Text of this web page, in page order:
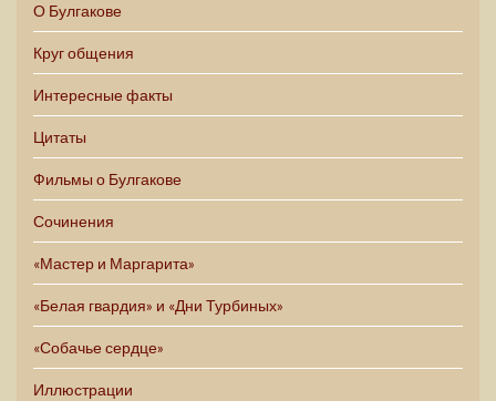
О Булгакове
Круг общения
Интересные факты
Цитаты
Фильмы о Булгакове
Сочинения
«Мастер и Маргарита»
«Белая гвардия» и «Дни Турбиных»
«Собачье сердце»
Иллюстрации